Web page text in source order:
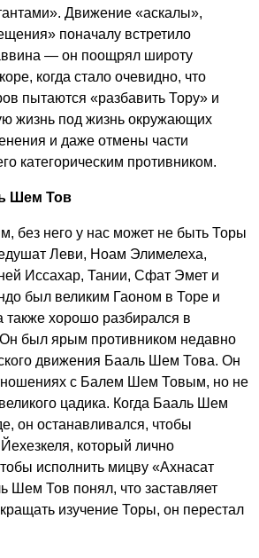
Движение «аскалы»,
поначалу встретило
— он поощрял широту
когда стало очевидно, что
пытаются «разбавить Тору» и
жизнь под жизнь окружающих
и даже отмены части
категорическим противником.
Шем Тов
без него у нас может не быть Торы
Леви, Ноам Элимелеха,
Иссахар, Тании, Сфат Эмет и
был великим Гаоном в Торе и
также хорошо разбирался в
был ярым противником недавно
движения Бааль Шем Това. Он
с Балем Шем Товым, но не
цадика. Когда Бааль Шем
он останавливался, чтобы
который лично
исполнить мицву «Ахнасат
Шем Тов понял, что заставляет
изучение Торы, он перестал